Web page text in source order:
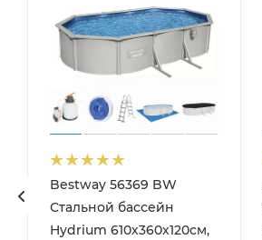
Bestway 56369 BW
Стальной бассейн
Hydrium 610х360х120см,